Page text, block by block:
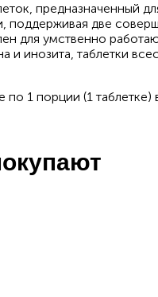
предназначенный
поддерживая две
для умственно
инозита, таблетки
по 1 порции (1 таблетке)